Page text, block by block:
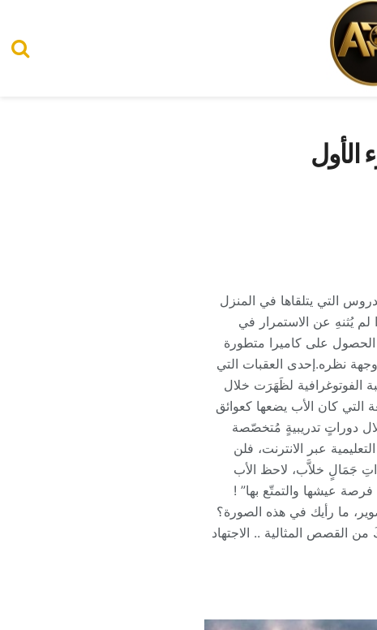
الأول
التي يتلقاها في المنزل
لم يُثنهِ عن الاستمرار في
الحصول على كاميرا متطورة
نظره.إحدى العقبات التي
الفوتوغرافية لظَهَرَت خلال
التي كان الأب يضعها كعوائق
دوراتٍ تدريبيةٍ مُتخصّصة
عبر الانترنت، فلن
جَمَالٍ خلاَّب، لاحظ الأب
عيشها والتمتّع بها” !
ما رأيك في هذه الصورة؟
من القصص المثالية .. الاجتهاد